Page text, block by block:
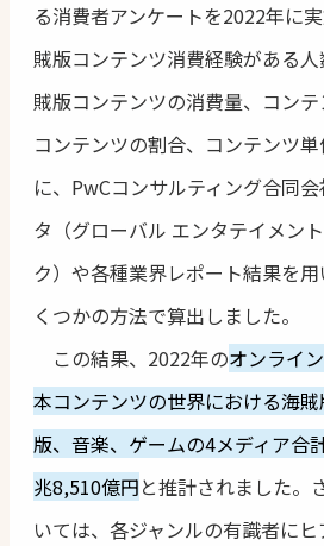
る消費者アンケートを2022年に
賊版コンテンツ消費経験がある
賊版コンテンツの消費量、コン
コンテンツの割合、コンテンツ
に、PwCコンサルティング合同
タ（グローバル エンタテイメン
ク）や各種業界レポート結果を
くつかの方法で算出しました。
この結果、2022年のオンライ
本コンテンツの世界における海
版、音楽、ゲームの4メディア合
兆8,510億円と推計されました。
いては、各ジャンルの有識者に